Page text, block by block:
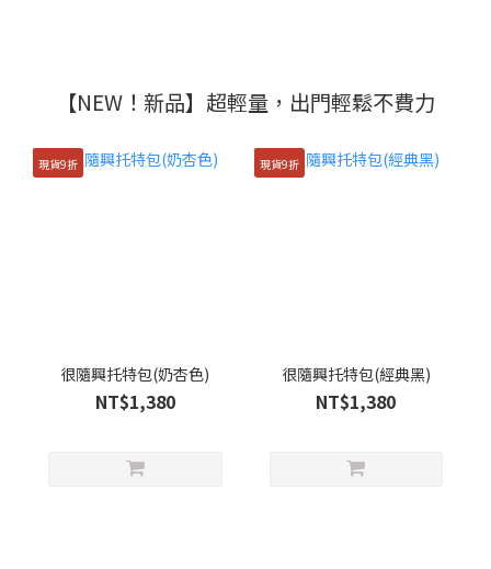
【NEW！新品】超輕量，出門輕鬆不費力
現貨9折
很隨興托特包(奶杏色)
NT$1,380
現貨9折
很隨興托特包(經典黑)
NT$1,380